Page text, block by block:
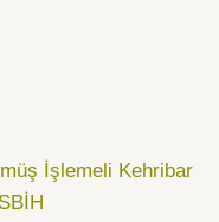
İşlemeli Kehribar